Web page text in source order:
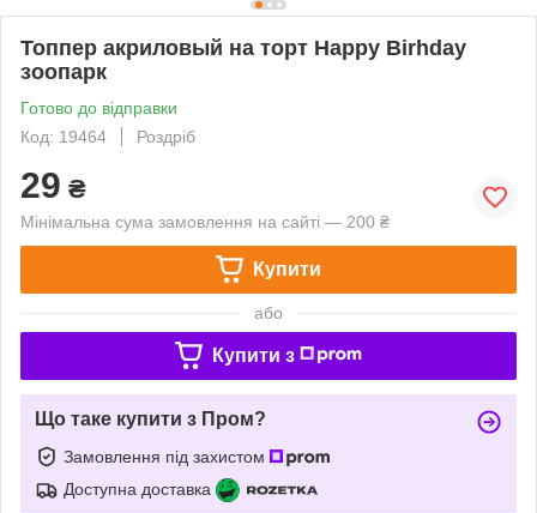
Топпер акриловый на торт Happy Birhday
зоопарк
Готово до відправки
Код: 19464
Роздріб
29 ₴
Мінімальна сума замовлення на сайті — 200 ₴
Купити
або
Купити з
Що таке купити з Пром?
Замовлення під захистом
Доступна доставка